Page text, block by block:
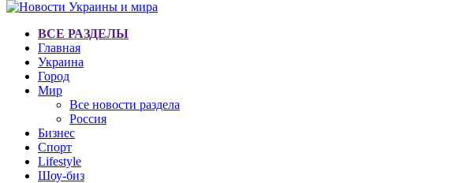
ВСЕ РАЗДЕЛЫ
Главная
Украина
Город
Мир
Все новости раздела
Россия
Бизнес
Спорт
Lifestyle
Шоу-биз